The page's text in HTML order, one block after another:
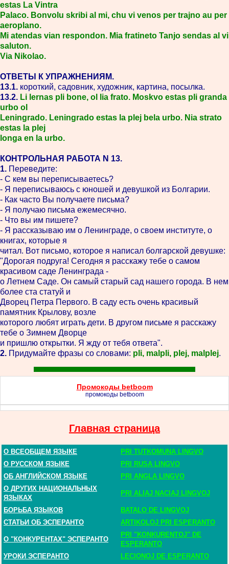
estas La Vintra
Palaco. Bonvolu skribi al mi, chu vi venos per trajno au per
aeroplano.
Mi atendas vian respondon. Mia fratineto Tanjo sendas al vi
saluton.
Via Nikolao.
ОТВЕТЫ К УПРАЖНЕНИЯМ.
13.1. короткий, садовник, художник, картина, посылка.
13.2. Li lernas pli bone, ol lia frato. Moskvo estas pli granda
urbo ol
Leningrado. Leningrado estas la plej bela urbo. Nia strato
estas la plej
longa en la urbo.
КОНТРОЛЬНАЯ РАБОТА N 13.
1. Переведите:
- С кем вы переписываетесь?
- Я переписываюсь с юношей и девушкой из Болгарии.
- Как часто Вы получаете письма?
- Я получаю письма ежемесячно.
- Что вы им пишете?
- Я рассказываю им о Ленинграде, о своем институте, о
книгах, которые я
читал. Вот письмо, которое я написал болгарской девушке:
"Дорогая подруга! Сегодня я расскажу тебе о самом
красивом саде Ленинграда -
о Летнем Саде. Он самый старый сад нашего города. В нем
более ста статуй и
Дворец Петра Первого. В саду есть очень красивый
памятник Крылову, возле
которого любят играть дети. В другом письме я расскажу
тебе о Зимнем Дворце
и пришлю открытки. Я жду от тебя ответа".
2. Придумайте фразы со словами: pli, malpli, plej, malplej.
Промокоды betboom
промокоды betboom
Главная страница
О ВСЕОБЩЕМ ЯЗЫКЕ
PRI TUTKOMUNA LINGVO
О РУССКОМ ЯЗЫКЕ
PRI RUSA LINGVO
ОБ АНГЛИЙСКОМ ЯЗЫКЕ
PRI ANGLA LINGVO
О ДРУГИХ НАЦИОНАЛЬНЫХ
ЯЗЫКАХ
PRI ALIAJ NACIAJ LINGVOJ
БОРЬБА ЯЗЫКОВ
BATALO DE LINGVOJ
СТАТЬИ ОБ ЭСПЕРАНТО
ARTIKOLOJ PRI ESPERANTO
О "КОНКУРЕНТАХ" ЭСПЕРАНТО
PRI "KONKURENTOJ" DE
ESPERANTO
УРОКИ ЭСПЕРАНТО
LECIONOJ DE ESPERANTO